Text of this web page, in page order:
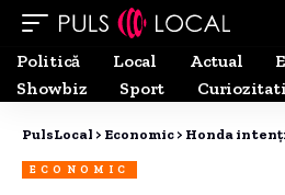
Politică
Local Actual
Showbiz
Sport Curiozitati
PulsLocal > Economic > Honda intenționează să
ECONOMIC